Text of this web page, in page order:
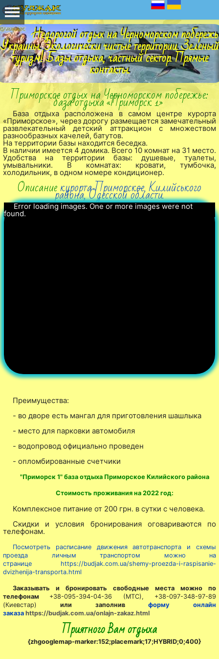
Недорогой отдых на Черноморском
Украины. Экологически чистые территории. Зеленый
туризм! Базы отдыха, частный сектор. Прямые
контакты.
Приморское отдых на Черноморском побережье:
база отдыха «Приморск 1»
База отдыха расположена в самом центре курорта
«Приморское», через дорогу размещается замечательный
развлекательный детский аттракцион с множеством
разнообразных качелей, батутов.
На территории базы находится беседка.
В наличии имеется 4 домика. Всего 10 комнат на 31 место.
Удобства на территории базы: душевые, туалеты,
умывальники. В комнатах: кровати, тумбочка,
холодильник, в одном номере кондиционер.
Описаниекурорта Приморское, Килийського
района, Одесской области.
Error loading images. One or more images were not
found.
Преимущества:
- во дворе есть мангал для приготовления шашлыка
- место для парковки автомобиля
- водопровод официально проведен
- опломбированные счетчики
"Приморск 1" база отдыха Приморское Килийского района
Стоимость проживания на 2022 год:
Комплексное питание от 200 грн. в сутки с человека.
Скидки и условия бронирования оговариваются по
телефонам.
Посмотреть расписание движения автотранспорта и схемы
проезда личным транспортом можно на
странице https://budjak.com.ua/shemy-proezda-i-raspisanie-
dvizhenija-transporta.html
Заказывать и бронировать свободные места можно по
телефонам +38-095-394-04-36 (МТС), +38-097-348-97-89
(Киевстар) или заполнивформу онлайн
заказа https://budjak.com.ua/onlajn-zakaz.html
Приятного Вам отдыха
{zhgooglemap-marker:152;placemark;17;HYBRID;0;400}